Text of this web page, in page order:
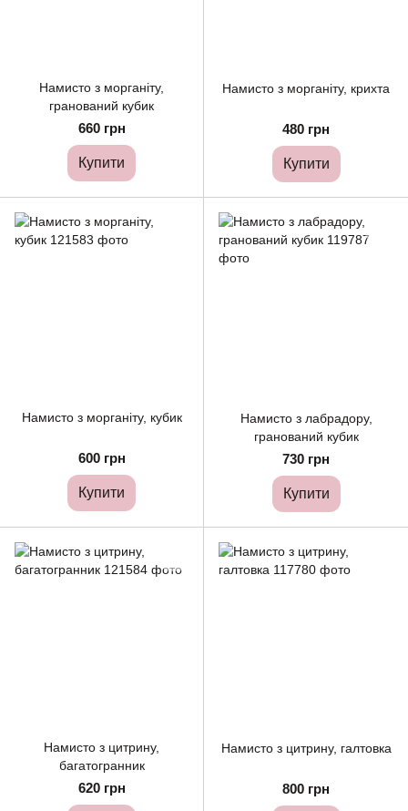
Намисто з морганіту,
гранований кубик
660 грн
Купити
Намисто з морганіту, крихта
480 грн
Купити
Намисто з морганіту, кубик
600 грн
Купити
Намисто з лабрадору,
гранований кубик
730 грн
Купити
Намисто з цитрину,
багатогранник
620 грн
Намисто з цитрину, галтовка
800 грн